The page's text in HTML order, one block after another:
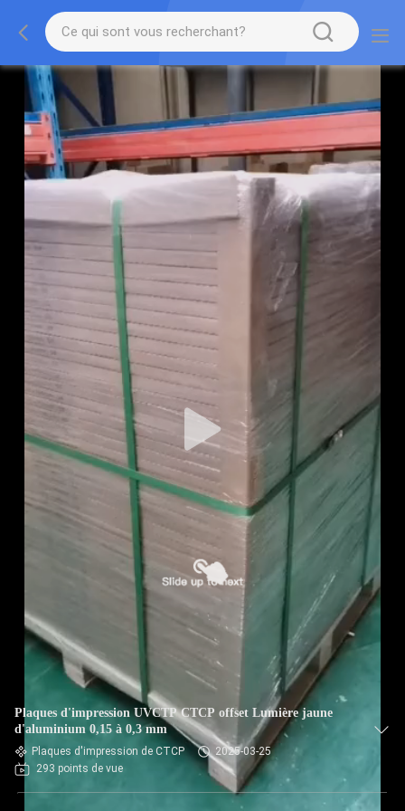
Plaques d'impression UVCTP CTCP offset Lumière jaune
d'aluminium 0,15 à 0,3 mm
Plaques d'impression de CTCP
2025-03-25
293 points de vue